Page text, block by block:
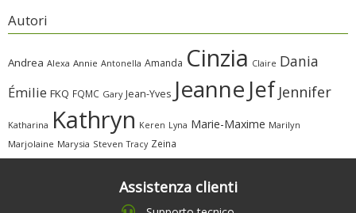
Autori
Andrea Alexa Annie Antonella Amanda Cinzia Claire Dania
Émilie FKQ FQMC Gary Jean-Yves Jeanne Jef Jennifer
Katharina Kathryn Keren Lyna Marie-Maxime Marilyn
Marjolaine Marysia Steven Tracy Zeina
Assistenza clienti